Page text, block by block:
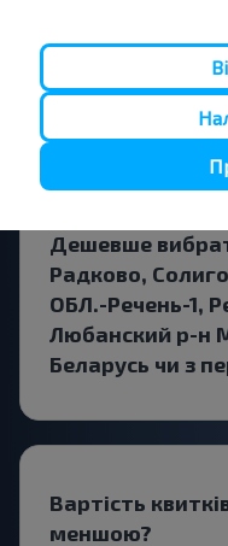
ОБЛ.-Речень-1,
Любанский р-н
Дешевше
Радково,
ОБЛ.-Речень-1,
Любанский р-н
Беларусь чи з
Вартість
меншою?